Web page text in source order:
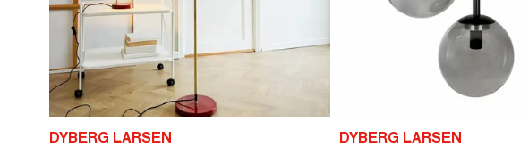
DYBERG LARSEN
DYBERG LARSEN